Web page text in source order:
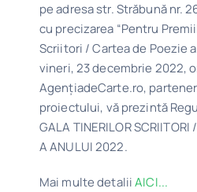
pe adresa str. Străbună nr.
cu precizarea “Pentru
Scriitori / Cartea de Poezie
vineri, 23 decembrie 2022,
AgenţiadeCarte.ro,
proiectului, vă prezintă
GALA TINERILOR SCRIITORI
A ANULUI 2022.
Mai multe detaliiAICI...